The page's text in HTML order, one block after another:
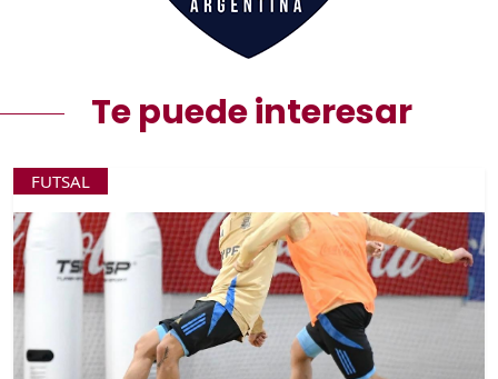
Te puede interesar
FUTSAL